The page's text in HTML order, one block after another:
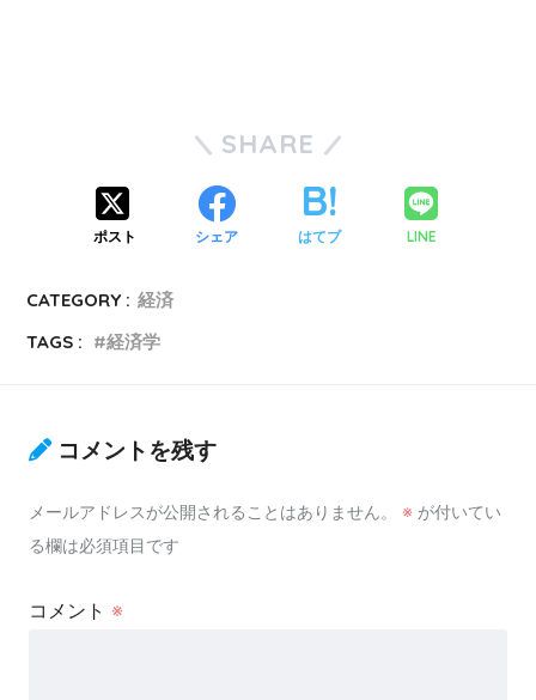
SHARE
ポスト シェア はてブ LINE
CATEGORY : 経済
TAGS :
経済学
コメントを残す
メールアドレスが公開されることはありません。 ※ が付いてい
る欄は必須項目です
コメント ※